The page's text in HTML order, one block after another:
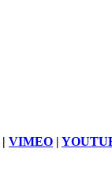
| VIMEO |